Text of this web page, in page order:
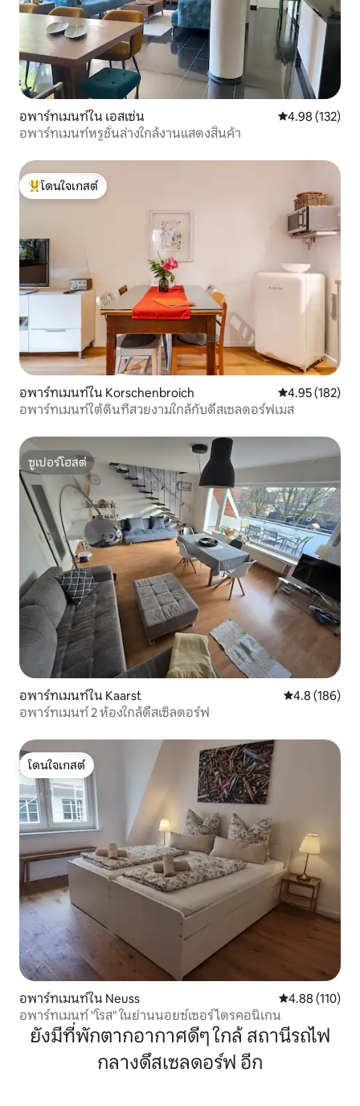
อพาร์ทเมนท์ใน เอสเซ่น คะแนนเฉลี่ย
4.98 (132)
อพาร์ทเมนท์หรูชั้นล่างใกล้งานแสดงสินค้า
โดนใจเกสต์ที่สุด
โดนใจเกสต์
อพาร์ทเมนท์ใน Korschenbroich คะแนนเฉลี่ย
4.95 (182)
อพาร์ทเมนท์ใต้ดินที่สวยงามใกล้กับดึสเซลดอร์ฟเมส
ซูเปอร์โฮสต์
ซูเปอร์โฮสต์
อพาร์ทเมนท์ใน Kaarst คะแนนเฉลี่ย
4.8 (186)
อพาร์ทเมนท์ 2 ห้องใกล้ดึสเซิลดอร์ฟ
โดนใจเกสต์
โดนใจเกสต์
อพาร์ทเมนท์ใน Neuss คะแนนเฉลี่ย
4.88 (110)
อพาร์ทเมนท์ "โรส" ในย่านนอยซ์เซอร์ ไดรคอนิเกน
ยังมีที่พักตากอากาศดีๆ ใกล้ สถานีรถไฟ
กลางดึสเซลดอร์ฟ อีก